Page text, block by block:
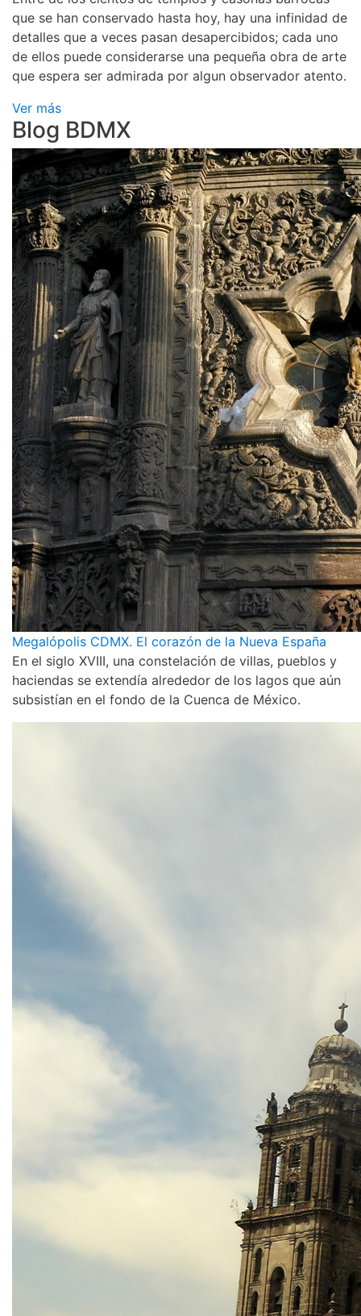
que se han conservado hasta hoy, hay una infinidad de
detalles que a veces pasan desapercibidos; cada uno
de ellos puede considerarse una pequeña obra de arte
que espera ser admirada por algun observador atento.
Ver más
Blog BDMX
Megalópolis CDMX. El corazón de la Nueva España
En el siglo XVIII, una constelación de villas, pueblos y
haciendas se extendía alrededor de los lagos que aún
subsistían en el fondo de la Cuenca de México.